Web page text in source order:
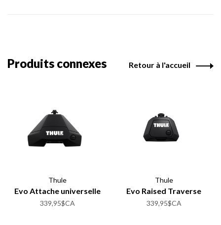
Produits connexes Retour à l'accueil
Thule
Evo Attache universelle
339,95$CA
Thule
Evo Raised Traverse
339,95$CA